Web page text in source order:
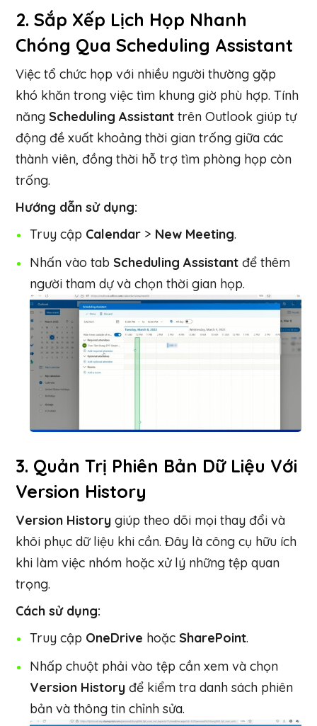
2.Sắp Xếp Lịch Họp Nhanh
Chóng Qua Scheduling Assistant
Việc tổ chức họp với nhiều người thường gặp
khó khăn trong việc tìm khung giờ phù hợp. Tính
năng Scheduling Assistant trên Outlook giúp tự
động đề xuất khoảng thời gian trống giữa các
thành viên, đồng thời hỗ trợ tìm phòng họp còn
trống.
Hướng dẫn sử dụng:
Truy cập Calendar > New Meeting.
Nhấn vào tab Scheduling Assistant để thêm
người tham dự và chọn thời gian họp.
3. Quản Trị Phiên Bản Dữ Liệu Với
Version History
Version History giúp theo dõi mọi thay đổi và
khôi phục dữ liệu khi cần. Đây là công cụ hữu ích
khi làm việc nhóm hoặc xử lý những tệp quan
trọng.
Cách sử dụng:
Truy cập OneDrive hoặc SharePoint.
Nhấp chuột phải vào tệp cần xem và chọn
Version History để kiểm tra danh sách phiên
bản và thông tin chỉnh sửa.